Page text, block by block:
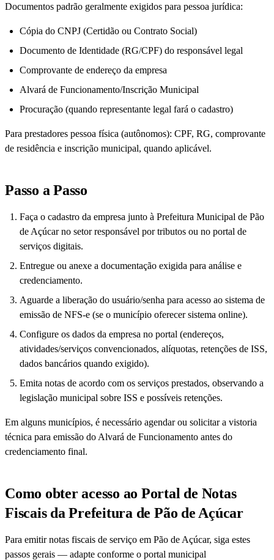
Documentos padrão geralmente exigidos para pessoa jurídica:
Cópia do CNPJ (Certidão ou Contrato Social)
Documento de Identidade (RG/CPF) do responsável legal
Comprovante de endereço da empresa
Alvará de Funcionamento/Inscrição Municipal
Procuração (quando representante legal fará o cadastro)
Para prestadores pessoa física (autônomos): CPF, RG, comprovante
de residência e inscrição municipal, quando aplicável.
Passo a Passo
Faça o cadastro da empresa junto à Prefeitura Municipal de Pão
de Açúcar no setor responsável por tributos ou no portal de
serviços digitais.
Entregue ou anexe a documentação exigida para análise e
credenciamento.
Aguarde a liberação do usuário/senha para acesso ao sistema de
emissão de NFS-e (se o município oferecer sistema online).
Configure os dados da empresa no portal (endereços,
atividades/serviços convencionados, alíquotas, retenções de ISS,
dados bancários quando exigido).
Emita notas de acordo com os serviços prestados, observando a
legislação municipal sobre ISS e possíveis retenções.
Em alguns municípios, é necessário agendar ou solicitar a vistoria
técnica para emissão do Alvará de Funcionamento antes do
credenciamento final.
Como obter acesso ao Portal de Notas
Fiscais da Prefeitura de Pão de Açúcar
Para emitir notas fiscais de serviço em Pão de Açúcar, siga estes
passos gerais — adapte conforme o portal municipal